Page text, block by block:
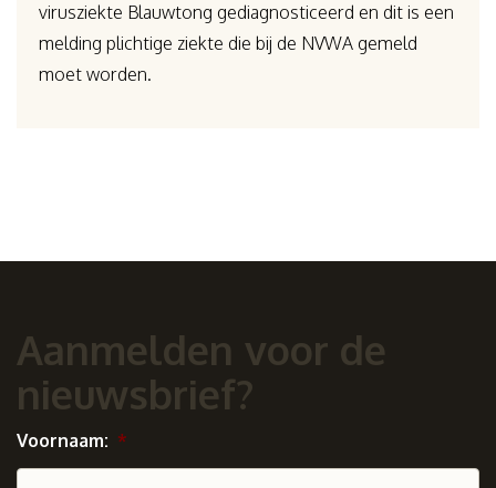
virusziekte Blauwtong gediagnosticeerd en dit is een
melding plichtige ziekte die bij de NVWA gemeld
moet worden.
Aanmelden voor de
nieuwsbrief?
Voornaam: *